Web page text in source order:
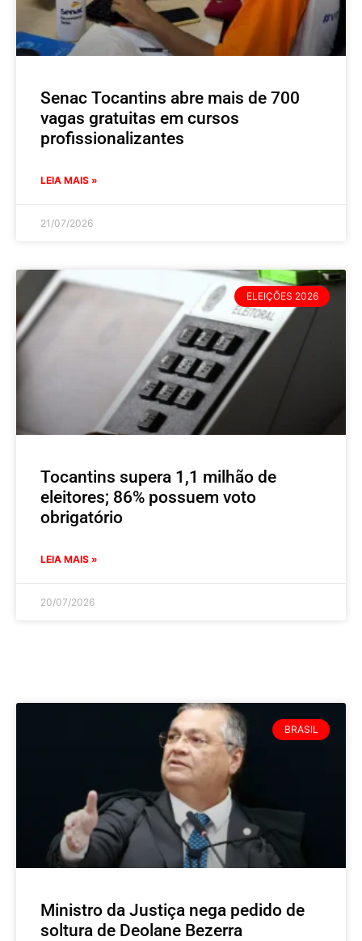
Senac Tocantins abre mais de 700
vagas gratuitas em cursos
profissionalizantes
LEIA MAIS »
21/07/2026
ELEIÇÕES 2026
Tocantins supera 1,1 milhão de
eleitores; 86% possuem voto
obrigatório
LEIA MAIS »
20/07/2026
BRASIL
Ministro da Justiça nega pedido de
soltura de Deolane Bezerra